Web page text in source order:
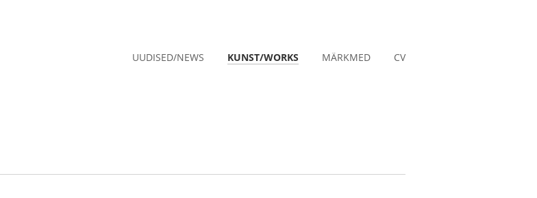
UUDISED/NEWS KUNST/WORKS MÄRKMED CV